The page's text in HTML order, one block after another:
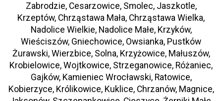
Zabrodzie, Cesarzowice, Smolec, Jaszkotle,
Krzeptów, Chrząstawa Mała, Chrząstawa Wielka,
Nadolice Wielkie, Nadolice Małe, Krzyków,
Wieściszów, Gniechowice, Owsianka, Pustków
Żurawski, Wierzbice, Solna, Krzyżowice, Małuszów,
Krobielowice, Wojtkowice, Strzeganowice, Różaniec,
Gajków, Kamieniec Wrocławski, Ratowice,
Kobierzyce, Królikowice, Kuklice, Chrzanów, Magnice,